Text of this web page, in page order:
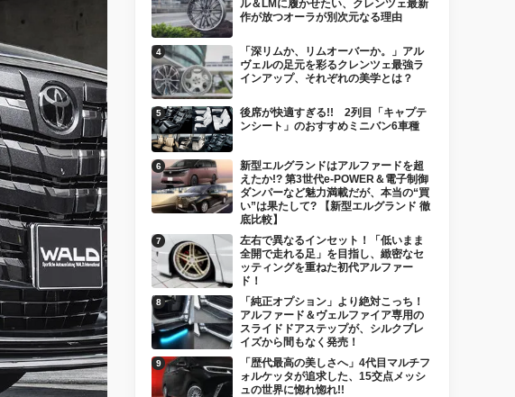
ル＆LMに履かせたい、クレンツェ最新
作が放つオーラが別次元なる理由
「深リムか、リムオーバーか。」アル
ヴェルの足元を彩るクレンツェ最強ラ
インアップ、それぞれの美学とは？
後席が快適すぎる!! 2列目「キャプテ
ンシート」のおすすめミニバン6車種
新型エルグランドはアルファードを超
えたか!? 第3世代e-POWER＆電子制御
ダンパーなど魅力満載だが、本当の“買
い”は果たして? 【新型エルグランド 徹
底比較】
左右で異なるインセット！「低いまま
全開で走れる足」を目指し、緻密なセ
ッティングを重ねた初代アルファー
ド！
「純正オプション」より絶対こっち！
アルファード＆ヴェルファイア専用の
スライドドアステップが、シルクブレ
イズから間もなく発売！
「歴代最高の美しさへ」4代目マルチフ
ォルケッタが追求した、15交点メッシ
ュの世界に惚れ惚れ!!